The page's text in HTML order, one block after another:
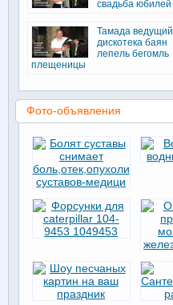
свадьба юбилей
Тамада ведущий
дискотека баян
лепель бегомль
плещеницы
Фото-объявления